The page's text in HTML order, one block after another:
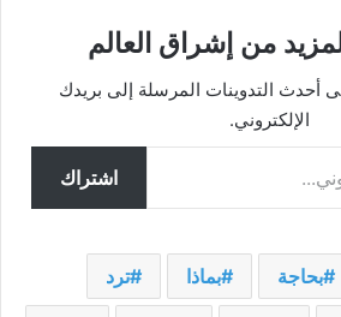
من إشراق العالم
التدوينات المرسلة إلى بريدك
الإلكتروني.
اشتراك
بحاجة بماذا ترد